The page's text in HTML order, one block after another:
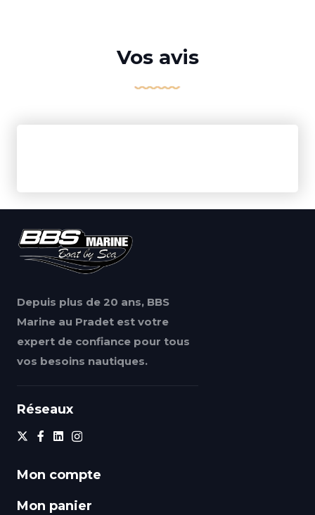
Vos avis
Depuis plus de 20 ans, BBS
Marine au Pradet est votre
expert de confiance pour tous
vos besoins nautiques.
Réseaux
Mon compte
Mon panier